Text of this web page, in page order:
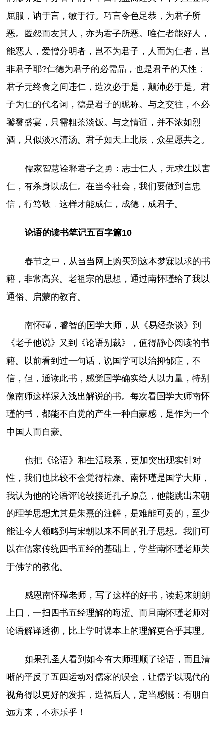
屈服，讷于言，敏于行。巧言令色足恭，为君子所
恶。匿怨而友其人，亦为君子所恶。唯仁者能好人，
能恶人，爱憎分明者，岂不为君子，人而为仁者，岂
非君子耶?仁德为君子的必需品，也是君子的天性：
君子无终食之间违仁，造次必于是，颠沛必于是。君
子为仁的代名词，德是君子的昵称。与之交往，不必
饕餮盛宴，只需粗茶淡饭。与之情谊，并不浓如烈
酒，只似淡水清汤。君子如天上北辰，众星愿共之。
儒家智慧诠释君子之勇：志士仁人，无求生以害
仁，有杀身以成仁。在当今社会，我们要做到言忠
信，行笃敬，这样才能成仁，成德，成君子。
论语的读书笔记五百字篇10
春节之中，从当当网上购买到这本梦寐以求的书
籍，非常高兴。老祖宗的思想，通过南怀瑾给了我以
通俗、启蒙的教育。
南怀瑾，睿智的国学大师，从《易经杂谈》到
《老子他说》又到《论语别裁》，值得静心阅读的书
籍。以前看到过一句话，说国学可以治抑郁症，不
信，但，通读此书，感觉国学确实给人以力量，特别
像南师这样深入浅出解说的书。每次看国学大师南怀
瑾的书，都能不自觉的产生一种自豪感，是作为一个
中国人而自豪。
他把《论语》和生活联系，更加突出现实针对
性，我们也比较不会觉得枯燥。南怀瑾是国学大师，
我认为他的论语评论较接近孔子原意，他能跳出宋朝
的理学思想尤其是朱熹的注解，是难能可贵的，至少
能让今人领略到与宋朝以来不同的孔子思想。我们可
以在儒家传统四书五经的基础上，学些南怀瑾老师关
于佛学的教化。
感恩南怀瑾老师，写了这样的好书，读起来朗朗
上口，一扫四书五经理解的晦涩。而且南怀瑾老师对
论语解译透彻，比上学时课本上的理解更合乎其理。
如果孔圣人看到如今有大师理顺了论语，而且清
晰的平反了五四运动对儒家的误会，让儒学以现代的
视角得以更好的发挥，造福后人，定当感慨：有朋自
远方来，不亦乐乎！